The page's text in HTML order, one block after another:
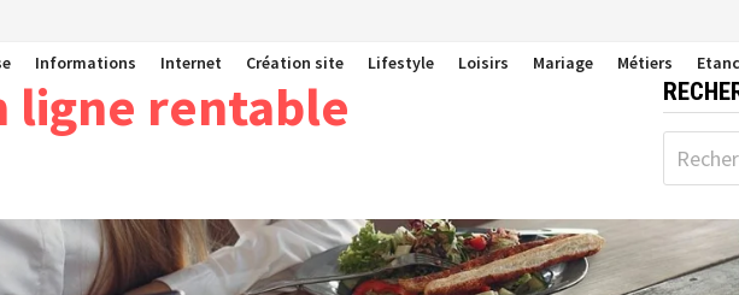
Informations Internet Création site Lifestyle Loisirs Mariage Métiers
ligne rentable